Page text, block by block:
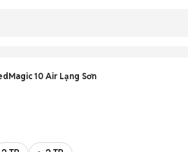
10 Air Lạng Sơn